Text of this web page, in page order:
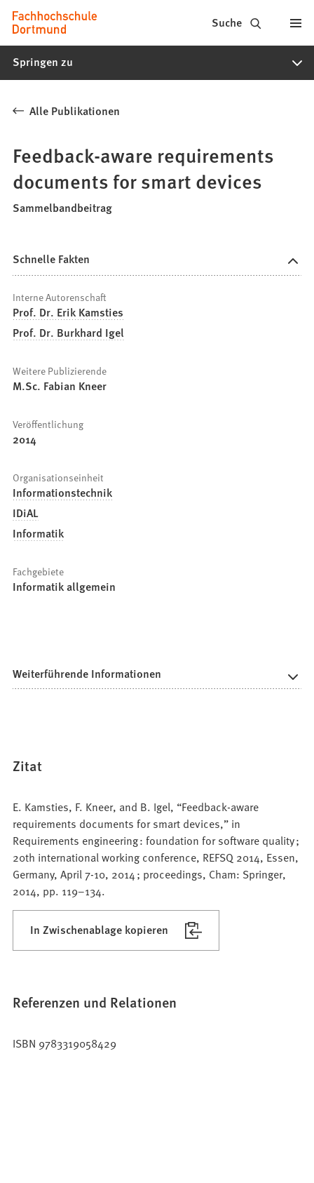
Inhalt anspringen
Fachhochschule
Dortmund
-
Studiengänge,
Bewerbung
Suche
Springen zu
Alle Publikationen
Feedback-aware requirements
documents for smart devices
Sammelbandbeitrag
Schnelle Fakten
Interne Autorenschaft
Prof. Dr. Erik Kamsties
Prof. Dr. Burkhard Igel
Weitere Publizierende
M.Sc. Fabian Kneer
Veröffentlichung
2014
Organisationseinheit
Informationstechnik
IDiAL
Informatik
Fachgebiete
Informatik allgemein
Weiterführende Informationen
Zitat
E. Kamsties, F. Kneer, and B. Igel, “Feedback-aware
requirements documents for smart devices,” in
Requirements engineering : foundation for software quality ;
20th international working conference, REFSQ 2014, Essen,
Germany, April 7-10, 2014 ; proceedings, Cham: Springer,
2014, pp. 119–134.
In Zwischenablage kopieren
Referenzen und Relationen
ISBN 9783319058429